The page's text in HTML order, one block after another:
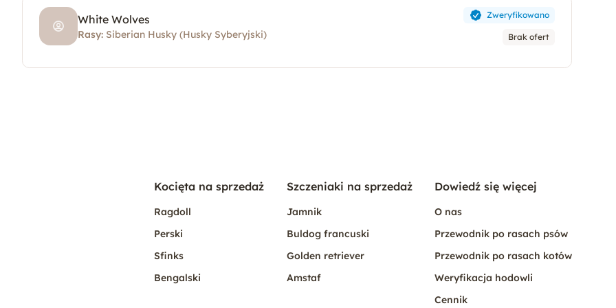
White Wolves
Rasy: Siberian Husky (Husky Syberyjski)
Zweryfikowano
Brak ofert
Kocięta na sprzedaż
Ragdoll
Perski
Sfinks
Bengalski
Szczeniaki na sprzedaż
Jamnik
Buldog francuski
Golden retriever
Amstaf
Dowiedź się więcej
O nas
Przewodnik po rasach psów
Przewodnik po rasach kotów
Weryfikacja hodowli
Cennik